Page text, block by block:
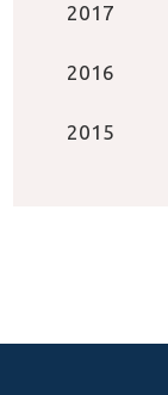
2017
2016
2015